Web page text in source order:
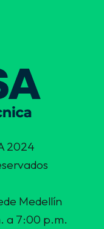
2024
Medellín
a 7:00 p.m.